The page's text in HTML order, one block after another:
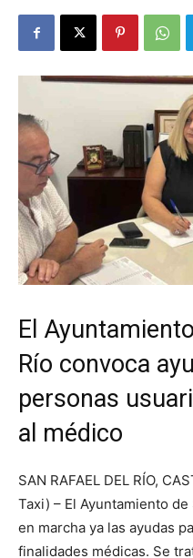
El
Río convoca
personas
al médico
SAN RAFAEL DEL RÍO,
Taxi) – El Ayuntamiento
en marcha ya las ayudas
finalidades médicas. Se